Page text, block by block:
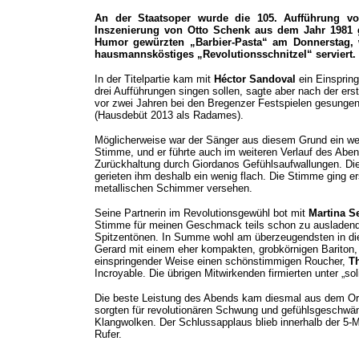
An der Staatsoper wurde die 105. Aufführung
Inszenierung von Otto Schenk aus dem Jahr
Humor gewürzten „Barbier-Pasta“ am
hausmannsköstiges „Revolutionsschnitzel“ serviert.
In der Titelpartie kam mit Héctor Sandoval ein
drei Aufführungen singen sollen, sagte aber nach der
vor zwei Jahren bei den Bregenzer Festspielen
(Hausdebüt 2013 als Radames).
Möglicherweise war der Sänger aus diesem Grund ein
Stimme, und er führte auch im weiteren Verlauf des
Zurückhaltung durch Giordanos Gefühlsaufwallungen.
gerieten ihm deshalb ein wenig flach. Die Stimme ging
metallischen Schimmer versehen.
Seine Partnerin im Revolutionsgewühl bot mit Martina
Stimme für meinen Geschmack teils schon zu
Spitzentönen. In Summe wohl am überzeugendsten in
Gerard mit einem eher kompakten, grobkörnigen
einspringender Weise einen schönstimmigen Roucher,
Incroyable. Die übrigen Mitwirkenden firmierten unter
Die beste Leistung des Abends kam diesmal aus dem
sorgten für revolutionären Schwung und
Klangwolken. Der Schlussapplaus blieb innerhalb der
Rufer.